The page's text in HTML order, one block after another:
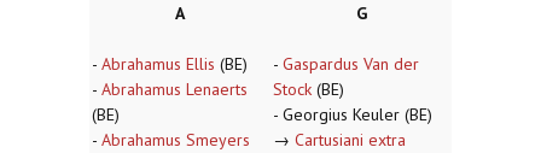
A
- Abrahamus Ellis (BE)
- Abrahamus Lenaerts
(BE)
- Abrahamus Smeyers
G
- Gaspardus Van der
Stock (BE)
- Georgius Keuler (BE)
→ Cartusiani extra